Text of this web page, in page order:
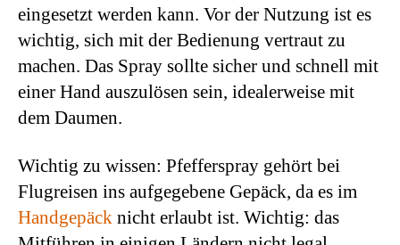
eingesetzt werden kann. Vor der Nutzung ist es
wichtig, sich mit der Bedienung vertraut zu
machen. Das Spray sollte sicher und schnell mit
einer Hand auszulösen sein, idealerweise mit
dem Daumen.
Wichtig zu wissen: Pfefferspray gehört bei
Flugreisen ins aufgegebene Gepäck, da es im
Handgepäck nicht erlaubt ist. Wichtig: das